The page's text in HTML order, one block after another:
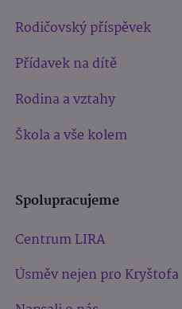
Rodičovský příspěvek
Přídavek na dítě
Rodina a vztahy
Škola a vše kolem
Spolupracujeme
Centrum LIRA
Úsměv nejen pro Kryštofa